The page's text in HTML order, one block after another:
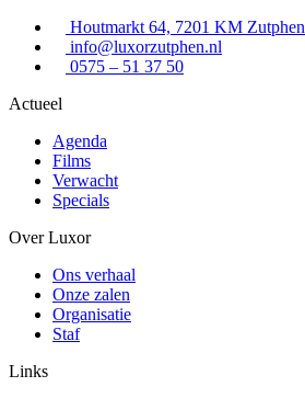
Houtmarkt 64, 7201 KM Zutphen
info@luxorzutphen.nl
0575 – 51 37 50
Actueel
Agenda
Films
Verwacht
Specials
Over Luxor
Ons verhaal
Onze zalen
Organisatie
Staf
Links